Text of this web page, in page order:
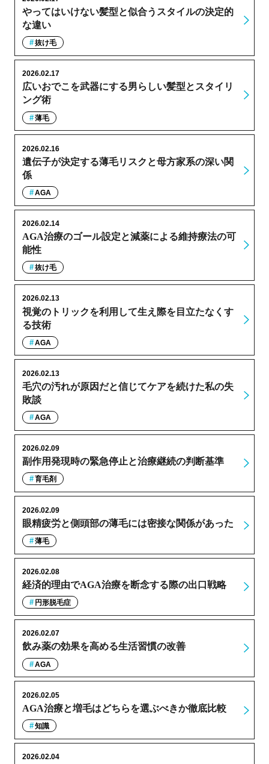
やってはいけない髪型と似合うスタイルの決定的
な違い
抜け毛
広いおでこを武器にする男らしい髪型とスタイリ
ング術
2026.02.17
薄毛
遺伝子が決定する薄毛リスクと母方家系の深い関
係
2026.02.16
AGA
AGA治療のゴール設定と減薬による維持療法の可
能性
2026.02.14
抜け毛
視覚のトリックを利用して生え際を目立たなくす
る技術
2026.02.13
AGA
毛穴の汚れが原因だと信じてケアを続けた私の失
敗談
2026.02.13
AGA
副作用発現時の緊急停止と治療継続の判断基準
2026.02.09
育毛剤
眼精疲労と側頭部の薄毛には密接な関係があった
2026.02.09
薄毛
経済的理由でAGA治療を断念する際の出口戦略
2026.02.08
円形脱毛症
飲み薬の効果を高める生活習慣の改善
2026.02.07
AGA
AGA治療と増毛はどちらを選ぶべきか徹底比較
2026.02.05
知識
2026.02.04